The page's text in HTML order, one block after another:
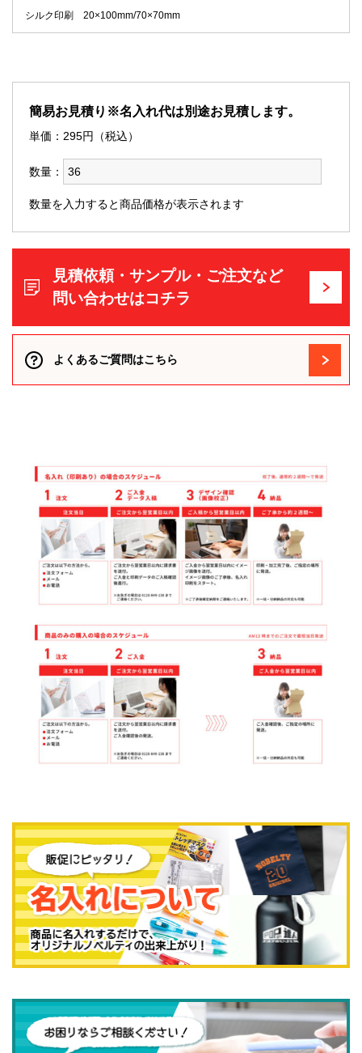
シルク印刷 20×100mm/70×70mm
簡易お見積り※名入れ代は別途お見積します。
単価： 295円（税込）
数量：
数量を入力すると商品価格が表示されます
見積依頼・サンプル・ご注文など
問い合わせはコチラ
よくあるご質問はこちら